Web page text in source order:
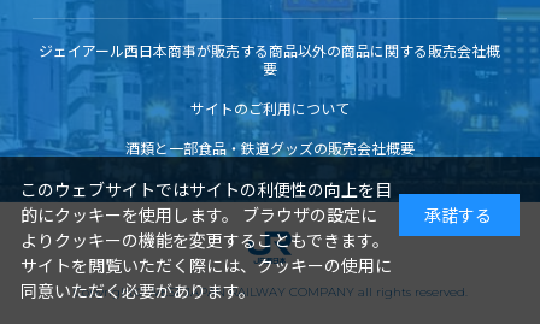
ジェイアール西日本商事が販売する商品以外の商品に関する販売会社概
要
サイトのご利用について
酒類と一部食品・鉄道グッズの販売会社概要
Copyright© WEST JAPAN RAILWAY COMPANY all rights reserved.
このウェブサイトではサイトの利便性の向上を目
的にクッキーを使用します。 ブラウザの設定に
よりクッキーの機能を変更することもできます。
サイトを閲覧いただく際には、クッキーの使用に
同意いただく必要があります。
承諾する